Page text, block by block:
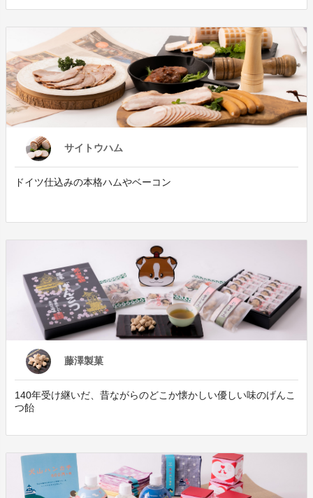
サイトウハム
ドイツ仕込みの本格ハムやベーコン
藤澤製菓
140年受け継いだ、昔ながらのどこか懐かしい優しい味のげんこ
つ飴